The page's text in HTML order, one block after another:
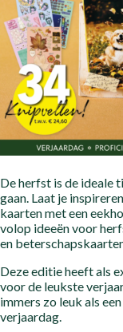
De herfst is de ideale
gaan. Laat je
kaarten met een
volop ideeën voor
en
Deze editie heeft als
voor de leukste
immers zo leuk als
verjaardag.